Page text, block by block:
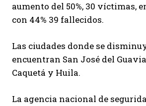
aumento del 50%, 30 víctimas,
con 44% 39 fallecidos.
Las ciudades donde se
encuentran San José del
Caquetá y Huila.
La agencia nacional de